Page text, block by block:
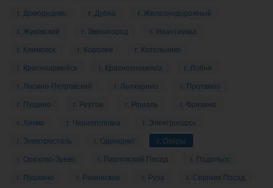
г. Домодедово
г. Дубна
г. Железнодорожный
г. Жуковский
г. Звенигород
г. Ивантеевка
г. Климовск
г. Королев
г. Котельники
г. Красноармейск
г. Краснознаменск
г. Лобня
г. Лосино-Петровский
г. Лыткарино
г. Протвино
г. Пущино
г. Реутов г. Рошаль
г. Фрязино
г. Химки
г. Черноголовка
г. Электрогорск
г. Электросталь
г. Одинцово
г. Озёры
г. Орехово-Зуево
г. Павловский Посад
г. Подольск
г. Пушкино
г. Раменское г. Руза
г. Сергиев Посад